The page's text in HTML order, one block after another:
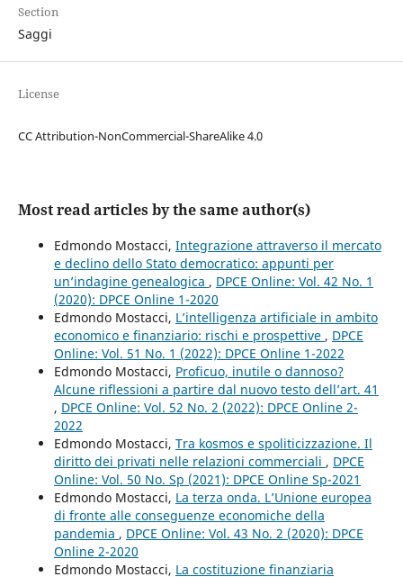
Section
Saggi
License
CC Attribution-NonCommercial-ShareAlike 4.0
Most read articles by the same author(s)
Edmondo Mostacci, Integrazione attraverso il mercato
e declino dello Stato democratico: appunti per
un’indagine genealogica , DPCE Online: Vol. 42 No. 1
(2020): DPCE Online 1-2020
Edmondo Mostacci, L’intelligenza artificiale in ambito
economico e finanziario: rischi e prospettive , DPCE
Online: Vol. 51 No. 1 (2022): DPCE Online 1-2022
Edmondo Mostacci, Proficuo, inutile o dannoso?
Alcune riflessioni a partire dal nuovo testo dell’art. 41
, DPCE Online: Vol. 52 No. 2 (2022): DPCE Online 2-
2022
Edmondo Mostacci, Tra kosmos e spoliticizzazione. Il
diritto dei privati nelle relazioni commerciali , DPCE
Online: Vol. 50 No. Sp (2021): DPCE Online Sp-2021
Edmondo Mostacci, La terza onda. L’Unione europea
di fronte alle conseguenze economiche della
pandemia , DPCE Online: Vol. 43 No. 2 (2020): DPCE
Online 2-2020
Edmondo Mostacci, La costituzione finanziaria